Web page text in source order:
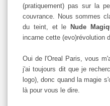
(pratiquement) pas sur la
couvrance. Nous sommes
du teint, et le
Nude
incarne cette (evo)révolution
Oui de l'Oreal Paris, vous
j'ai toujours dit que je
logo), donc quand la magie
là pour vous le dire.